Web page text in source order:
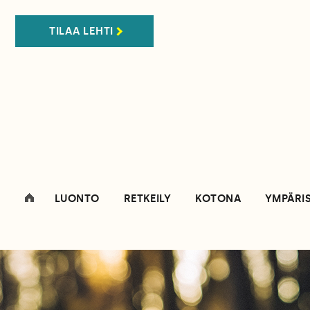
TILAA LEHTI
LUONTO RETKEILY KOTONA